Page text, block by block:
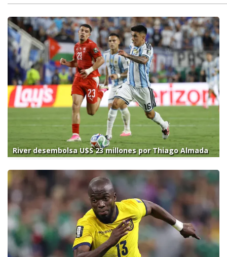
River desembolsa U$S 23 millones por Thiago Almada